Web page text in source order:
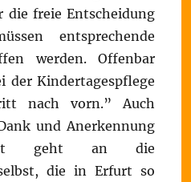
freie Entscheidung
entsprechende
werden. Offenbar
der Kindertagespflege
nach vorn.” Auch
und Anerkennung
geht an die
die in Erfurt so